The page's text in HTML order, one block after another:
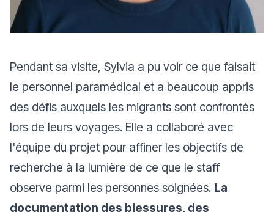
Pendant sa visite, Sylvia a pu voir ce que faisait
le personnel paramédical et a beaucoup appris
des défis auxquels les migrants sont confrontés
lors de leurs voyages. Elle a collaboré avec
l'équipe du projet pour affiner les objectifs de
recherche à la lumière de ce que le staff
observe parmi les personnes soignées. La
documentation des blessures, des